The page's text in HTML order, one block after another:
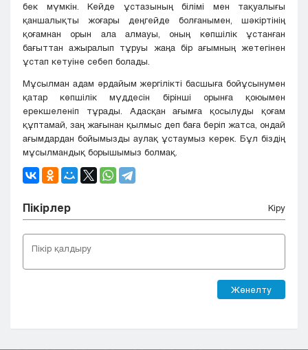
бек мүмкін. Кейде ұстазының білімі мен тақуалығы
қаншалықты жоғары деңгейде болғанымен, шәкіртінің
қоғамнан орын ала алмауы, оның көпшілік ұстанған
бағыттан ажыралып тұруы жаңа бір ағымның жетегінен
ұстап кетуіне себеп болады.
Мұсылман адам әрдайым жергілікті басшыға бойұсынумен
қатар көпшілік мүддесін бірінші орынға қоюымен
ерекшеленіп тұрады. Адасқан ағымға қосылуды қоғам
құптамай, заң жағынан қылмыс деп баға беріп жатса, ондай
ағымдардан бойымызды аулақ ұстаумыз керек. Бұл біздің
мұсылмандық борышымыз болмақ.
Пікірлер Кіру
Жөнелту